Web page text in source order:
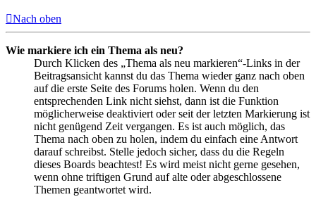
Nach oben
Wie markiere ich ein Thema als neu?
Durch Klicken des „Thema als neu markieren“-Links in der
Beitragsansicht kannst du das Thema wieder ganz nach oben
auf die erste Seite des Forums holen. Wenn du den
entsprechenden Link nicht siehst, dann ist die Funktion
möglicherweise deaktiviert oder seit der letzten Markierung ist
nicht genügend Zeit vergangen. Es ist auch möglich, das
Thema nach oben zu holen, indem du einfach eine Antwort
darauf schreibst. Stelle jedoch sicher, dass du die Regeln
dieses Boards beachtest! Es wird meist nicht gerne gesehen,
wenn ohne triftigen Grund auf alte oder abgeschlossene
Themen geantwortet wird.